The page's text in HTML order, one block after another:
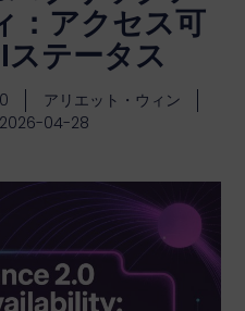
：アクセス可
テータス
アリエット・ウィン
04-28